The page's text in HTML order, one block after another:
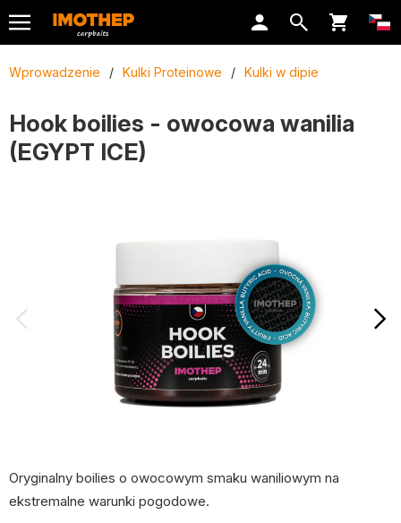
Wprowadzenie / Kulki Proteinowe / Kulki w dipie
Hook boilies - owocowa wanilia
(EGYPT ICE)
Oryginalny boilies o owocowym smaku waniliowym na
ekstremalne warunki pogodowe.